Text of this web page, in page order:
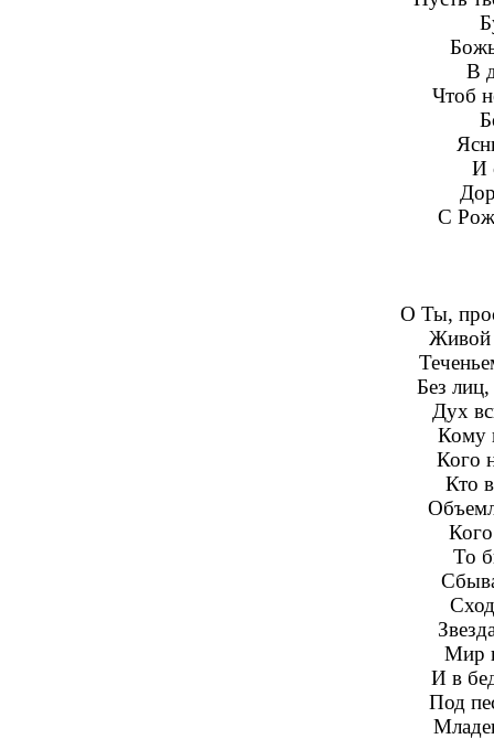
В
Чтоб
И
С
О Ты,
Живой
Без
Дух
Кому
Кого
Кто
То
Мир
И в
Под